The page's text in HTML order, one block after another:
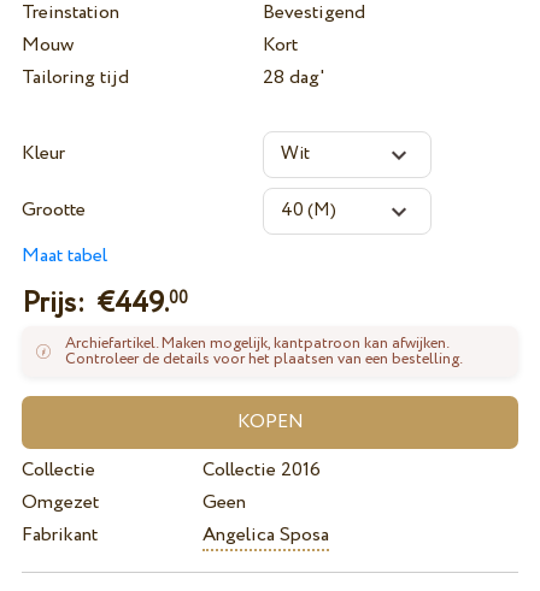
Treinstation
Bevestigend
Mouw
Kort
Tailoring tijd
28 dag'
Kleur
Grootte
Maat tabel
Prijs: €449.00
Archiefartikel. Maken mogelijk, kantpatroon kan afwijken.
Controleer de details voor het plaatsen van een bestelling.
Collectie
Collectie 2016
Omgezet
Geen
Fabrikant
Angelica Sposa